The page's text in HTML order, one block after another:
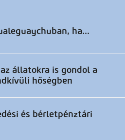
ha...
állatokra is gondol a
hőségben
és bérletpénztári